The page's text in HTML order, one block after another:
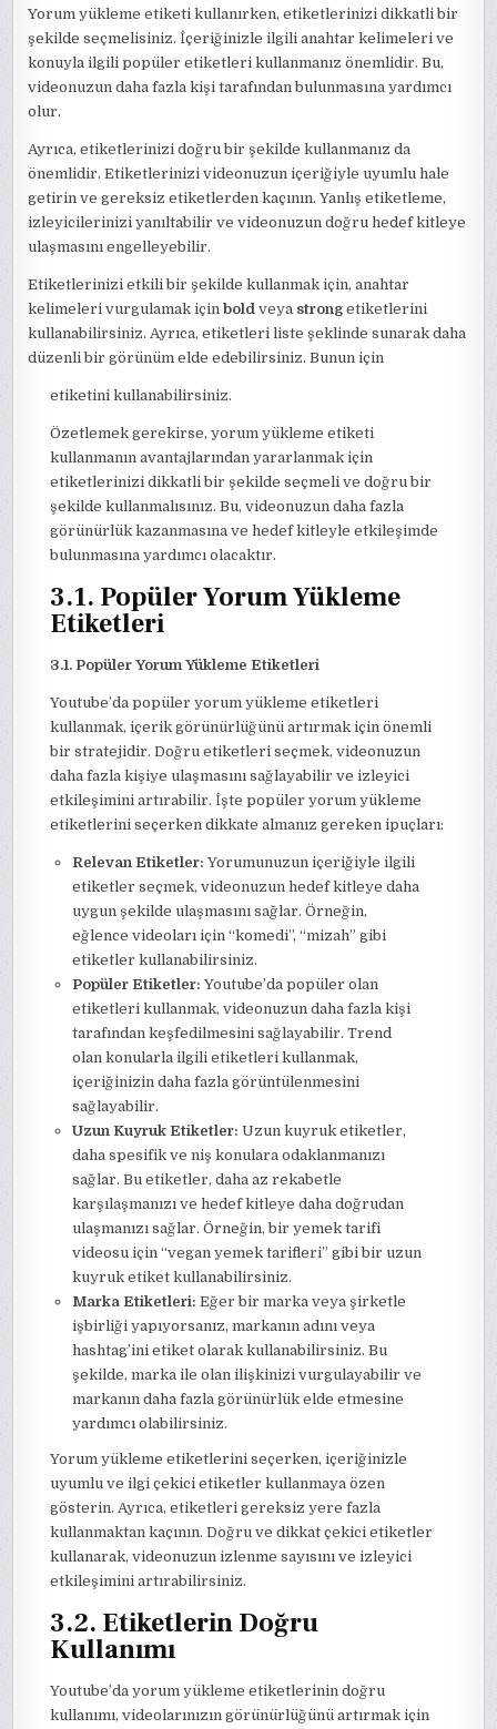
Yorum yükleme etiketi kullanırken, etiketlerinizi dikkatli bir
şekilde seçmelisiniz. İçeriğinizle ilgili anahtar kelimeleri ve
konuyla ilgili popüler etiketleri kullanmanız önemlidir. Bu,
videonuzun daha fazla kişi tarafından bulunmasına yardımcı
olur.
Ayrıca, etiketlerinizi doğru bir şekilde kullanmanız da
önemlidir. Etiketlerinizi videonuzun içeriğiyle uyumlu hale
getirin ve gereksiz etiketlerden kaçının. Yanlış etiketleme,
izleyicilerinizi yanıltabilir ve videonuzun doğru hedef kitleye
ulaşmasını engelleyebilir.
Etiketlerinizi etkili bir şekilde kullanmak için, anahtar
kelimeleri vurgulamak içinbold veya strong etiketlerini
kullanabilirsiniz. Ayrıca, etiketleri liste şeklinde sunarak daha
düzenli bir görünüm elde edebilirsiniz. Bunun için
etiketini kullanabilirsiniz.
Özetlemek gerekirse, yorum yükleme etiketi
kullanmanın avantajlarından yararlanmak için
etiketlerinizi dikkatli bir şekilde seçmeli ve doğru bir
şekilde kullanmalısınız. Bu, videonuzun daha fazla
görünürlük kazanmasına ve hedef kitleyle etkileşimde
bulunmasına yardımcı olacaktır.
3.1. Popüler Yorum Yükleme
Etiketleri
3.1. Popüler Yorum Yükleme Etiketleri
Youtube’da popüler yorum yükleme etiketleri
kullanmak, içerik görünürlüğünü artırmak için önemli
bir stratejidir. Doğru etiketleri seçmek, videonuzun
daha fazla kişiye ulaşmasını sağlayabilir ve izleyici
etkileşimini artırabilir. İşte popüler yorum yükleme
etiketlerini seçerken dikkate almanız gereken ipuçları:
Relevan Etiketler: Yorumunuzun içeriğiyle ilgili
etiketler seçmek, videonuzun hedef kitleye daha
uygun şekilde ulaşmasını sağlar. Örneğin,
eğlence videoları için “komedi”, “mizah” gibi
etiketler kullanabilirsiniz.
Popüler Etiketler: Youtube’da popüler olan
etiketleri kullanmak, videonuzun daha fazla kişi
tarafından keşfedilmesini sağlayabilir. Trend
olan konularla ilgili etiketleri kullanmak,
içeriğinizin daha fazla görüntülenmesini
sağlayabilir.
Uzun Kuyruk Etiketler: Uzun kuyruk etiketler,
daha spesifik ve niş konulara odaklanmanızı
sağlar. Bu etiketler, daha az rekabetle
karşılaşmanızı ve hedef kitleye daha doğrudan
ulaşmanızı sağlar. Örneğin, bir yemek tarifi
videosu için “vegan yemek tarifleri” gibi bir uzun
kuyruk etiket kullanabilirsiniz.
Marka Etiketleri: Eğer bir marka veya şirketle
işbirliği yapıyorsanız, markanın adını veya
hashtag’ini etiket olarak kullanabilirsiniz. Bu
şekilde, marka ile olan ilişkinizi vurgulayabilir ve
markanın daha fazla görünürlük elde etmesine
yardımcı olabilirsiniz.
Yorum yükleme etiketlerini seçerken, içeriğinizle
uyumlu ve ilgi çekici etiketler kullanmaya özen
gösterin. Ayrıca, etiketleri gereksiz yere fazla
kullanmaktan kaçının. Doğru ve dikkat çekici etiketler
kullanarak, videonuzun izlenme sayısını ve izleyici
etkileşimini artırabilirsiniz.
3.2. Etiketlerin Doğru
Kullanımı
Youtube’da yorum yükleme etiketlerinin doğru
kullanımı, videolarınızın görünürlüğünü artırmak için